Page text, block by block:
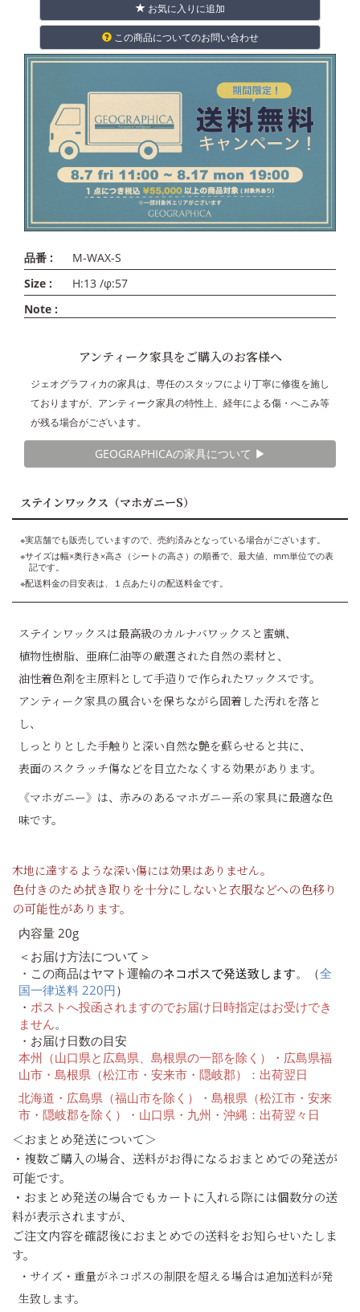
お気に入りに追加
この商品についてのお問い合わせ
品番 :
M-WAX-S
Size :
H:13 /φ:57
Note :
アンティーク家具をご購入のお客様へ
ジェオグラフィカの家具は、専任のスタッフにより丁寧に修復を施し
ておりますが、アンティーク家具の特性上、経年による傷・へこみ等
が残る場合がございます。
GEOGRAPHICAの家具について ▶︎
ステインワックス（マホガニーS）
※実店舗でも販売していますので、売約済みとなっている場合がございます。
※サイズは幅×奥行き×高さ（シートの高さ）の順番で、最大値、mm単位での表
記です。
※配送料金の目安表は、１点あたりの配送料金です。
ステインワックスは最高級のカルナバワックスと蜜蝋、
植物性樹脂、亜麻仁油等の厳選された自然の素材と、
油性着色剤を主原料として手造りで作られたワックスです。
アンティーク家具の風合いを保ちながら固着した汚れを落と
し、
しっとりとした手触りと深い自然な艶を蘇らせると共に、
表面のスクラッチ傷などを目立たなくする効果があります。
《マホガニー》は、赤みのあるマホガニー系の家具に最適な色
味です。
木地に達するような深い傷には効果はありません。
色付きのため拭き取りを十分にしないと衣服などへの色移り
の可能性があります。
内容量 20g
＜お届け方法について＞
・この商品はヤマト運輸のネコポスで発送致します。（全
国一律送料 220円）
・ ポストへ投函されますのでお届け日時指定はお受けでき
ません。
・お届け日数の目安
本州（山口県と広島県、島根県の一部を除く）・広島県福
山市・島根県（松江市・安来市・隠岐郡）
：出荷翌日
北海道・広島県（福山市を除く）・島根県（松江市・安来
市・隠岐郡を除く）・ 山口県・九州・沖縄：出荷翌々日
＜おまとめ発送について＞
・複数ご購入の場合、送料がお得になるおまとめでの発送が
可能です。
・おまとめ発送の場合でもカートに入れる際には個数分の送
料が表示されますが、
ご注文内容を確認後におまとめでの送料をお知らせいたしま
す。
・サイズ・重量がネコポスの制限を超える場合は追加送料が発
生致します。